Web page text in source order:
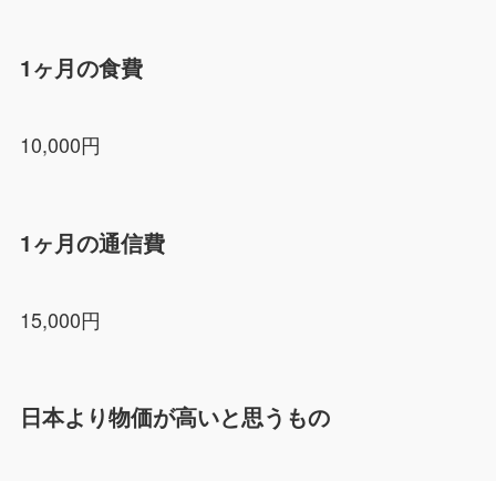
1ヶ月の食費
10,000円
1ヶ月の通信費
15,000円
日本より物価が高いと思うもの